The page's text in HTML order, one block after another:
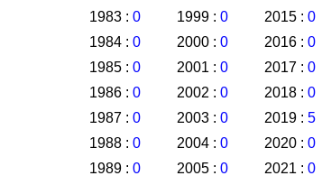
1983 : 0
1984 : 0
1985 : 0
1986 : 0
1987 : 0
1988 : 0
1989 : 0
1999 : 0
2000 : 0
2001 : 0
2002 : 0
2003 : 0
2004 : 0
2005 : 0
2015 : 0
2016 : 0
2017 : 0
2018 : 0
2019 : 5
2020 : 0
2021 : 0